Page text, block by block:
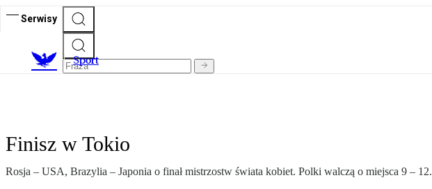
Serwisy
Sport
Finisz w Tokio
Rosja – USA, Brazylia – Japonia o finał mistrzostw świata kobiet. Polki walczą o miejsca 9 – 12.